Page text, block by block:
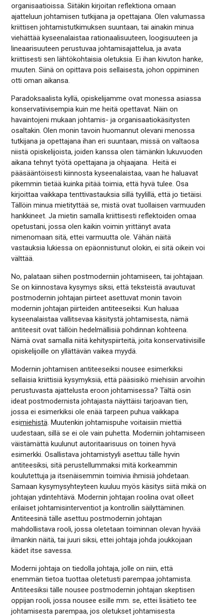
organisaatioissa. Siitäkin kirjoitan reflektiona omaan
ajatteluun johtamisen tutkijana ja opettajana. Olen valumassa
kriittisen johtamistutkimuksen suuntaan, tai ainakin minua
viehättää kyseenalaistaa rationaalisuuteen, loogisuuteen ja
lineaarisuuteen perustuvaa johtamisajattelua, ja avata
kriittisesti sen lähtökohtaisia oletuksia. Ei ihan kivuton hanke,
muuten. Siinä on opittava pois sellaisesta, johon oppiminen
otti oman aikansa.
Paradoksaalista kyllä, opiskelijamme ovat monessa asiassa
konservatiivisempia kuin me heitä opettavat. Näin on
havaintojeni mukaan johtamis- ja organisaatiokäsitysten
osaltakin. Olen monin tavoin huomannut olevani menossa
tutkijana ja opettajana ihan eri suuntaan, missä on valtaosa
niistä opiskelijoista, joiden kanssa olen tämänkin lukuvuoden
aikana tehnyt työtä opettajana ja ohjaajana. Heitä ei
pääsääntöisesti kiinnosta kyseenalaistaa, vaan he haluavat
pikemmin tietää kuinka pitää toimia, että hyvä tulee. Osa
kirjoittaa vaikkapa tenttivastauksia sillä tyylillä, että jo tietäisi.
Tällöin minua mietityttää se, mistä ovat tuollaisen varmuuden
hankkineet. Ja mietin samalla kriittisesti reflektoiden omaa
opetustani, jossa olen kaikin voimin yrittänyt avata
nimenomaan sitä, ettei varmuutta ole. Vähän näitä
vastauksia lukiessa on epäonnistunut olokin, ei sitä oikein voi
välttää.
No, palataan siihen postmoderniin johtamiseen, tai johtajaan.
Se on kiinnostava kysymys siksi, että teksteistä avautuvat
postmodernin johtajan piirteet asettuvat monin tavoin
modernin johtajan piirteiden antiteeseiksi. Kun haluaa
kyseenalaistaa vallitsevaa käsitystä johtamisesta, nämä
antiteesit ovat tällöin hedelmällisiä pohdinnan kohteena.
Nämä ovat samalla niitä kehityspiirteitä, joita konservatiivisille
opiskelijoille on yllättävän vaikea myydä.
Modernin johtamisen antiteeseiksi nousee esimerkiksi
sellaisia kriittisiä kysymyksiä, että pääsisikö miehisiin arvoihin
perustuvasta ajattelusta eroon johtamisessa? Tältä osin
ideat postmodernista johtajasta näyttäisi tarjoavan tien,
jossa ei esimerkiksi ole enää tarpeen puhua vaikkapa
esimiehistä. Muutenkin johtamispuhe voitaisiin miettiä
uudestaan, sillä se ei ole vain puhetta. Moderniin johtamiseen
väistämättä kuulunut autoritaarisuus on toinen hyvä
esimerkki. Osallistava johtamistyyli asettuu tälle hyvin
antiteesiksi, sitä perustellummaksi mitä korkeammin
koulutettuja ja itsenäisemmin toimivia ihmisiä johdetaan.
Samaan kysymysyhteyteen kuuluu myös käsitys siitä mikä on
johtajan ydintehtävä. Modernin johtajan roolina ovat olleet
erilaiset johtamisinterventiot ja kontrollin säilyttäminen.
Antiteesinä tälle asettuu postmodernin johtajan
mahdollistava rooli, jossa oletetaan toiminnan olevan hyvää
ilmankin näitä, tai juuri siksi, ettei johtaja johda joukkojaan
kädet itse savessa.
Moderni johtaja on tiedolla johtaja, jolle on niin, että
enemmän tietoa tuottaa oletetusti parempaa johtamista.
Antiteesiksi tälle nousee postmodernin johtajan skeptisen
oppijan rooli, jossa nousee esille mm. se, ettei lisätieto tee
johtamisesta parempaa, jos oletukset johtamisesta